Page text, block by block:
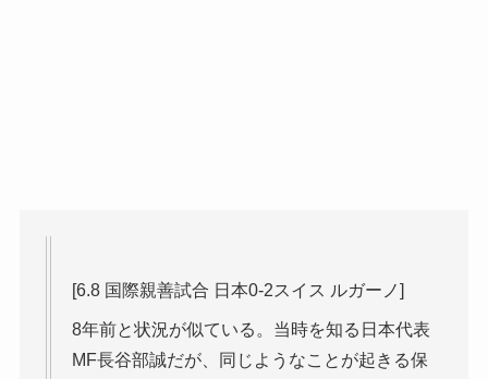
[6.8 国際親善試合 日本0-2スイス ルガーノ]
8年前と状況が似ている。当時を知る日本代表
MF長谷部誠だが、同じようなことが起きる保